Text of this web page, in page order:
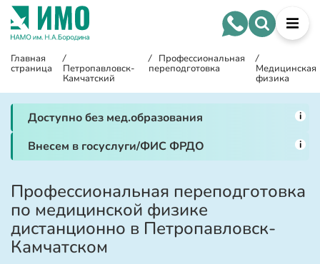
Главная
страница
/
Петропавловск-
Камчатский
/ Профессиональная
переподготовка
/
Медицинская
физика
Доступно без мед.образования i
Внесем в госуслуги/ФИС ФРДО i
Профессиональная переподготовка
по медицинской физике
дистанционно в Петропавловск-
Камчатском